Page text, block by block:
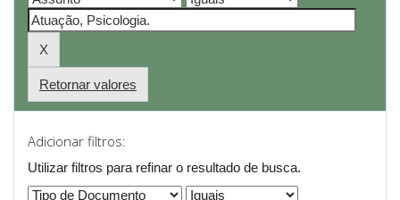
Retornar valores
Adicionar filtros:
Utilizar filtros para refinar o resultado de busca.